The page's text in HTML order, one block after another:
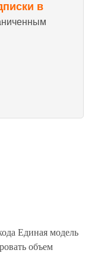
в
Единая модель
объем